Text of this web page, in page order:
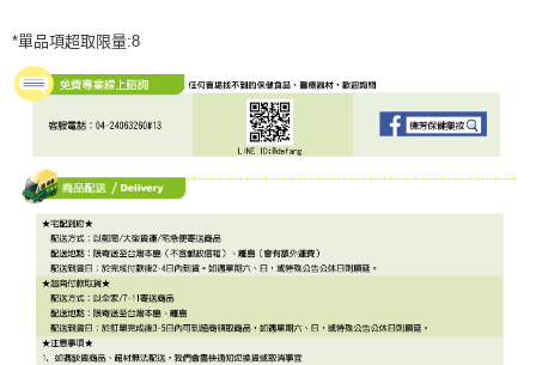
*單品項超取限量:8